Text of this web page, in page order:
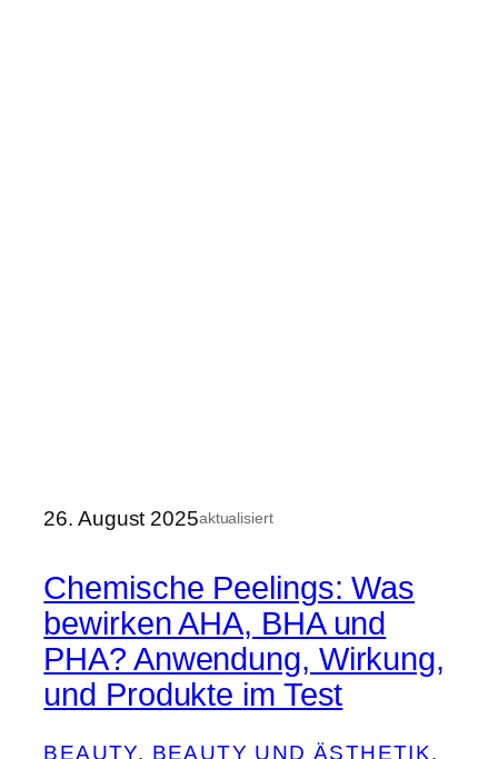
26. August 2025aktualisiert
Chemische Peelings: Was
bewirken AHA, BHA und
PHA? Anwendung, Wirkung,
und Produkte im Test
BEAUTY, BEAUTY UND ÄSTHETIK